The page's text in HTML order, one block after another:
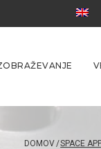
DOMOV/SPACE